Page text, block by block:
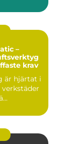
–
krav
är hjärtat i